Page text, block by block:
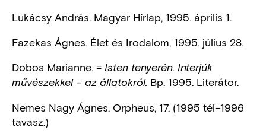
Lukácsy András. Magyar Hírlap, 1995. április 1.
Fazekas Ágnes. Élet és Irodalom, 1995. július 28.
Dobos Marianne. = Isten tenyerén. Interjúk
művészekkel – az állatokról. Bp. 1995. Literátor.
Nemes Nagy Ágnes. Orpheus, 17. (1995 tél–1996
tavasz.)